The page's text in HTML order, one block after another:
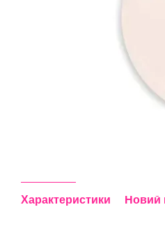
Характеристики Новий